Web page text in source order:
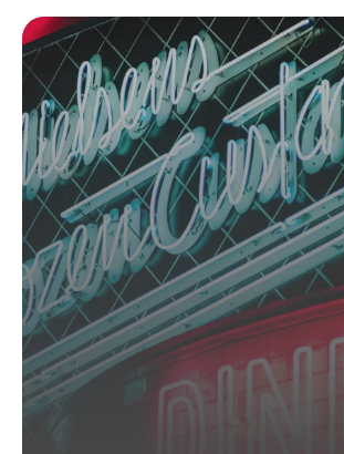
Technique
2 juillet 2026